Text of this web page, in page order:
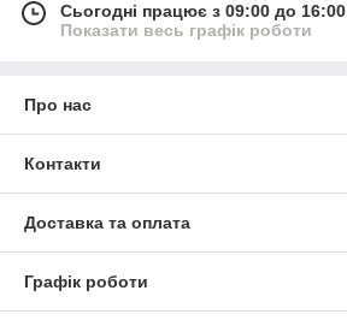
Сьогодні працює з 09:00 до 16:00
Показати весь графік роботи
Про нас
Контакти
Доставка та оплата
Графік роботи